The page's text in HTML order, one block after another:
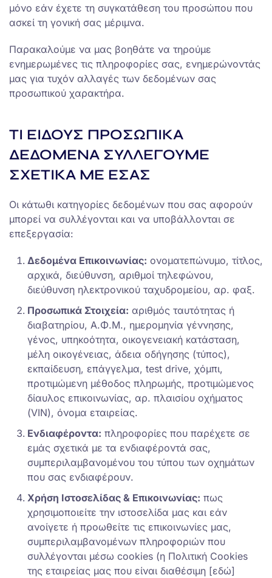
μόνο εάν έχετε τη συγκατάθεση του προσώπου που
ασκεί τη γονική σας μέριμνα.
Παρακαλούμε να μας βοηθάτε να τηρούμε
ενημερωμένες τις πληροφορίες σας, ενημερώνοντάς
μας για τυχόν αλλαγές των δεδομένων σας
προσωπικού χαρακτήρα.
ΤΙ ΕΙΔΟΥΣ ΠΡΟΣΩΠΙΚΑ
ΔΕΔΟΜΕΝΑ ΣΥΛΛΕΓΟΥΜΕ
ΣΧΕΤΙΚΑ ΜΕ ΕΣΑΣ
Οι κάτωθι κατηγορίες δεδομένων που σας αφορούν
μπορεί να συλλέγονται και να υποβάλλονται σε
επεξεργασία:
Δεδομένα Επικοινωνίας: ονοματεπώνυμο, τίτλος,
αρχικά, διεύθυνση, αριθμοί τηλεφώνου,
διεύθυνση ηλεκτρονικού ταχυδρομείου, αρ. φαξ.
Προσωπικά Στοιχεία: αριθμός ταυτότητας ή
διαβατηρίου, Α.Φ.Μ., ημερομηνία γέννησης,
γένος, υπηκοότητα, οικογενειακή κατάσταση,
μέλη οικογένειας, άδεια οδήγησης (τύπος),
εκπαίδευση, επάγγελμα, test drive, χόμπι,
προτιμώμενη μέθοδος πληρωμής, προτιμώμενος
δίαυλος επικοινωνίας, αρ. πλαισίου οχήματος
(VIN), όνομα εταιρείας.
Ενδιαφέροντα: πληροφορίες που παρέχετε σε
εμάς σχετικά με τα ενδιαφέροντά σας,
συμπεριλαμβανομένου του τύπου των οχημάτων
που σας ενδιαφέρουν.
Χρήση Ιστοσελίδας & Επικοινωνίας: πως
χρησιμοποιείτε την ιστοσελίδα μας και εάν
ανοίγετε ή προωθείτε τις επικοινωνίες μας,
συμπεριλαμβανομένων πληροφοριών που
συλλέγονται μέσω cookies (η Πολιτική Cookies
της εταιρείας μας που είναι διαθέσιμη [εδώ]